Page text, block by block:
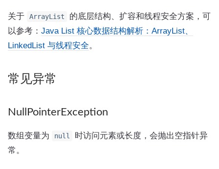
关于 ArrayList
的底层结构、扩容和线程安全方案，可
以参考： Java List 核心数据结构解析：ArrayList、
LinkedList 与线程安全。
常见异常
NullPointerException
数组变量为 null
时访问元素或长度，会抛出空指针异
常。